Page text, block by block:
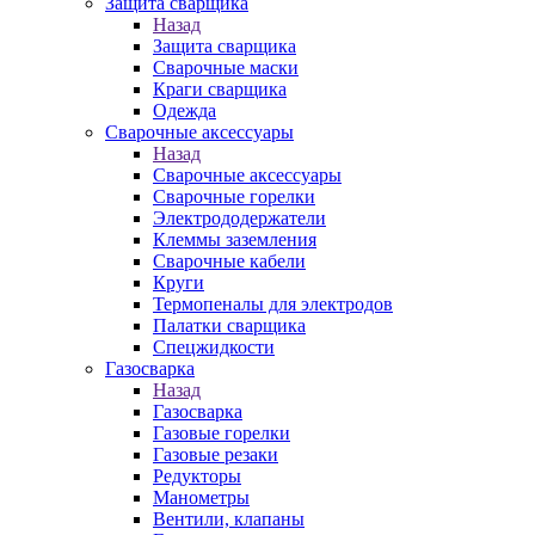
Назад
Защита сварщика
Сварочные маски
Краги сварщика
Одежда
Сварочные аксессуары
Назад
Сварочные аксессуары
Сварочные горелки
Электрододержатели
Клеммы заземления
Сварочные кабели
Круги
Термопеналы для электродов
Палатки сварщика
Спецжидкости
Газосварка
Назад
Газосварка
Газовые горелки
Газовые резаки
Редукторы
Манометры
Вентили, клапаны